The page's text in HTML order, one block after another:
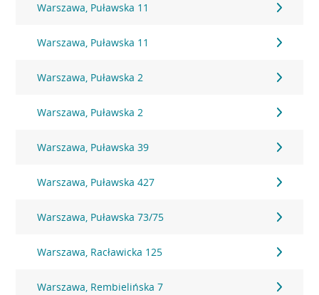
Warszawa, Puławska 11
Warszawa, Puławska 11
Warszawa, Puławska 2
Warszawa, Puławska 2
Warszawa, Puławska 39
Warszawa, Puławska 427
Warszawa, Puławska 73/75
Warszawa, Racławicka 125
Warszawa, Rembielińska 7